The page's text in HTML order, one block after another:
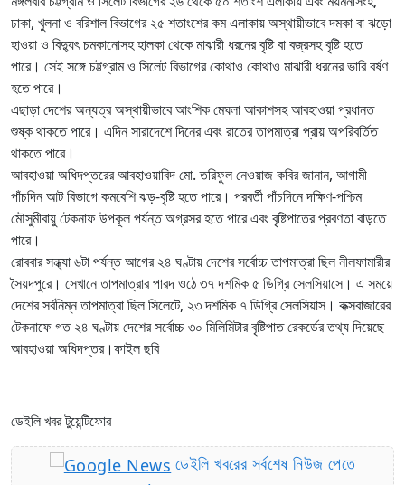
ঢাকা, খুলনা ও বরিশাল বিভাগের ২৫ শতাংশের কম এলাকায় অস্থায়ীভাবে দমকা বা ঝড়ো
হাওয়া ও বিদ্যুৎ চমকানোসহ হালকা থেকে মাঝারী ধরনের বৃষ্টি বা বজ্রসহ বৃষ্টি হতে
পারে। সেই সঙ্গে চট্টগ্রাম ও সিলেট বিভাগের কোথাও কোথাও মাঝারী ধরনের ভারি বর্ষণ
হতে পারে।
এছাড়া দেশের অন্যত্র অস্থায়ীভাবে আংশিক মেঘলা আকাশসহ আবহাওয়া প্রধানত
শুষ্ক থাকতে পারে। এদিন সারাদেশে দিনের এবং রাতের তাপমাত্রা প্রায় অপরিবর্তিত
থাকতে পারে।
আবহাওয়া অধিদপ্তরের আবহাওয়াবিদ মো. তরিফুল নেওয়াজ কবির জানান, আগামী
পাঁচদিন আট বিভাগে কমবেশি ঝড়-বৃষ্টি হতে পারে। পরবর্তী পাঁচদিনে দক্ষিণ-পশ্চিম
মৌসুমীবায়ু টেকনাফ উপকূল পর্যন্ত অগ্রসর হতে পারে এবং বৃষ্টিপাতের প্রবণতা বাড়তে
পারে।
রোববার সন্ধ্যা ৬টা পর্যন্ত আগের ২৪ ঘণ্টায় দেশের সর্বোচ্চ তাপমাত্রা ছিল নীলফামারীর
সৈয়দপুরে। সেখানে তাপমাত্রার পারদ ওঠে ৩৭ দশমিক ৫ ডিগ্রি সেলসিয়াসে। এ সময়ে
দেশের সর্বনিম্ন তাপমাত্রা ছিল সিলেটে, ২৩ দশমিক ৭ ডিগ্রি সেলসিয়াস। কক্সবাজারের
টেকনাফে গত ২৪ ঘণ্টায় দেশের সর্বোচ্চ ৩০ মিলিমিটার বৃষ্টিপাত রেকর্ডের তথ্য দিয়েছে
আবহাওয়া অধিদপ্তর।ফাইল ছবি
ডেইলি খবর টুয়েন্টিফোর
ডেইলি খবরের সর্বশেষ নিউজ পেতে